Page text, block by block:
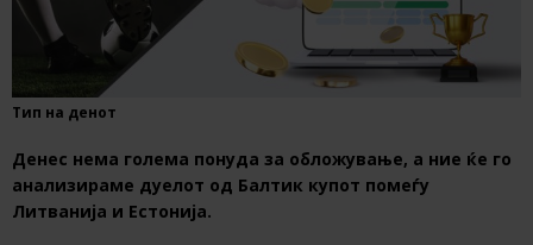
Тип на денот
Денес нема голема понуда за обложување, а ние ќе го
анализираме дуелот од Балтик купот помеѓу
Литванија и Естонија.